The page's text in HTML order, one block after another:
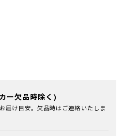
ー欠品時除く)
届け目安。欠品時はご連絡いたしま